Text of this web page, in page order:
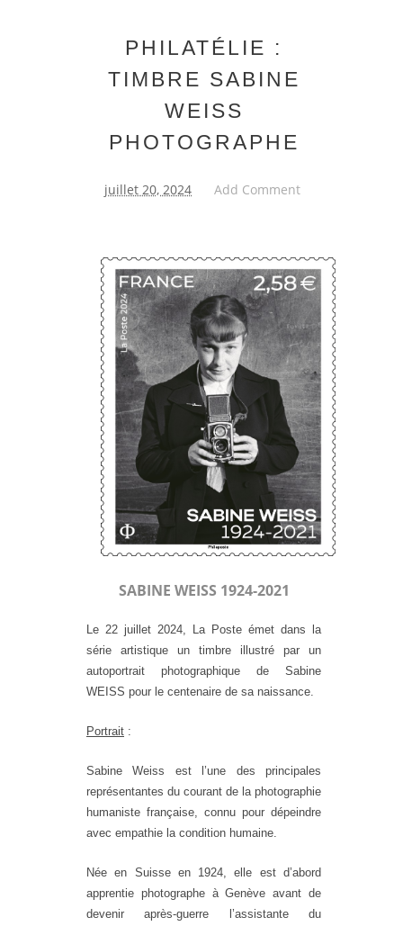
PHILATÉLIE :
TIMBRE SABINE
WEISS
PHOTOGRAPHE
juillet 20, 2024 Add Comment
SABINE WEISS 1924-2021
Le 22 juillet 2024, La Poste émet dans la
série artistique un timbre illustré par un
autoportrait photographique de Sabine
WEISS pour le centenaire de sa naissance.
Portrait :
Sabine Weiss est l’une des principales
représentantes du courant de la photographie
humaniste française, connu pour dépeindre
avec empathie la condition humaine.
Née en Suisse en 1924, elle est d’abord
apprentie photographe à Genève avant de
devenir après-guerre l’assistante du